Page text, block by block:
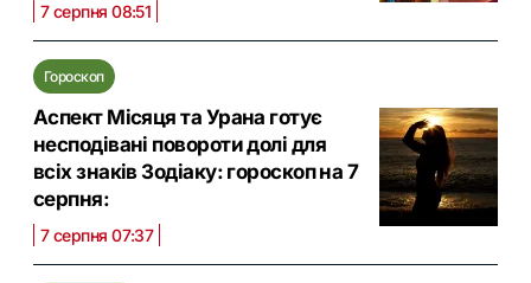
7 серпня 08:51
Гороскоп
Аспект Місяця та Урана готує
несподівані повороти долі для
всіх знаків Зодіаку: гороскоп на 7
серпня:
7 серпня 07:37